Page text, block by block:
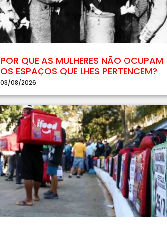
POR QUE AS MULHERES NÃO OCUPAM
OS ESPAÇOS QUE LHES PERTENCEM?
03/08/2026